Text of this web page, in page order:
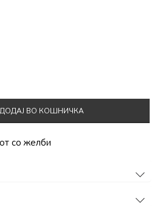
ДОДАЈ ВО КОШНИЧКА
со желби